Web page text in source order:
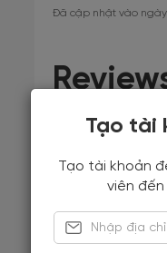
Đã cập nhật vào
4.5
4
Tạo tài
Tạo tài khoản
viên